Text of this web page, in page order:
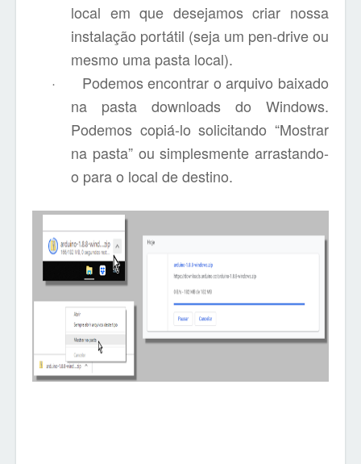
local em que desejamos criar nossa
instalação portátil (seja um pen-drive ou
mesmo uma pasta local).
·
Podemos encontrar o arquivo baixado
na pasta downloads do Windows.
Podemos copiá-lo solicitando “Mostrar
na pasta” ou simplesmente arrastando-
o para o local de destino.